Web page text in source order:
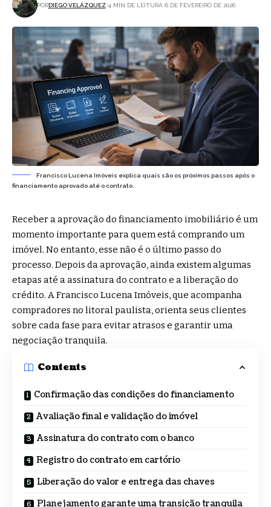
PORDIEGO VELÁZQUEZ 4 MIN DE LEITURA 6 DE FEVEREIRO DE 2026
Francisco Lucena Imóveis explica quais são os próximos passos após o
financiamento aprovado até o contrato.
Receber a aprovação do financiamento imobiliário é um
momento importante para quem está comprando um
imóvel. No entanto, esse não é o último passo do
processo. Depois da aprovação, ainda existem algumas
etapas até a assinatura do contrato e a liberação do
crédito. A Francisco Lucena Imóveis, que acompanha
compradores no litoral paulista, orienta seus clientes
sobre cada fase para evitar atrasos e garantir uma
negociação tranquila.
Contents
Confirmação das condições do financiamento
Avaliação final e validação do imóvel
Assinatura do contrato com o banco
Registro do contrato em cartório
Liberação do valor e entrega das chaves
Planejamento garante uma transição tranquila